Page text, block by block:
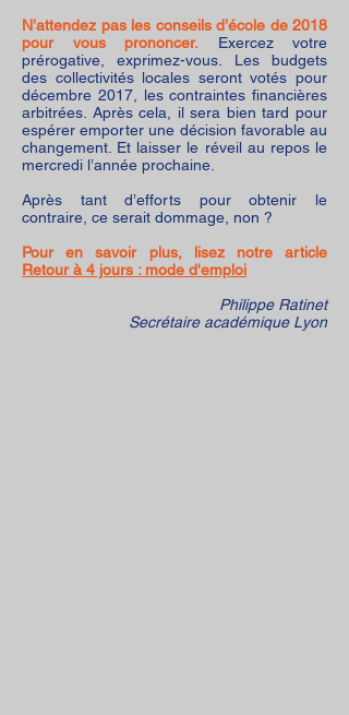
N’attendez pas les conseils d’école de 2018
pour vous prononcer. Exercez votre
prérogative, exprimez-vous. Les budgets
des collectivités locales seront votés pour
décembre 2017, les contraintes financières
arbitrées. Après cela, il sera bien tard pour
espérer emporter une décision favorable au
changement. Et laisser le réveil au repos le
mercredi l’année prochaine.
Après tant d’efforts pour obtenir le
contraire, ce serait dommage, non ?
Pour en savoir plus, lisez notre article
Retour à 4 jours : mode d'emploi
Philippe Ratinet
Secrétaire académique Lyon